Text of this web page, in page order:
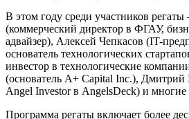
В этом году среди участников
(коммерческий директор в ФГАУ,
адвайзер), Алексей Чепкасов (IT-
основатель технологических
инвестор в технологические
(основатель A+ Capital Inc.),
Angel Investor в AngelsDeck) и многие
Программа регаты включает более